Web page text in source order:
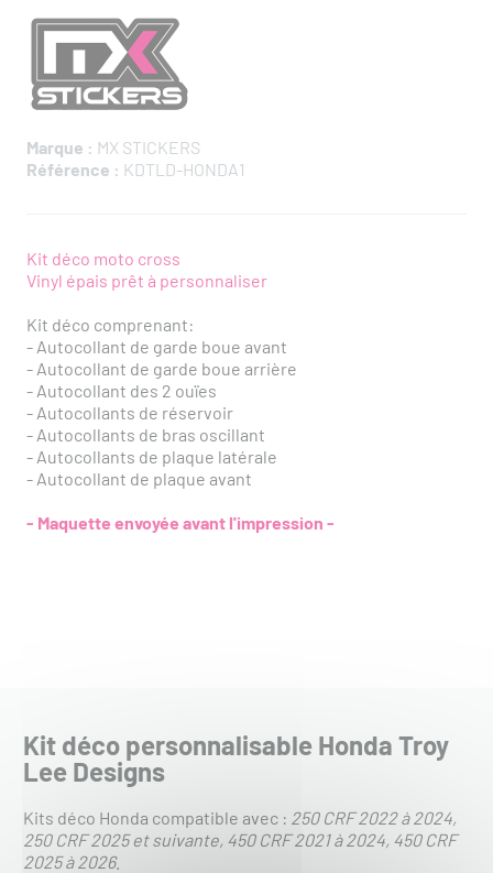
Marque : MX STICKERS
Référence : KDTLD-HONDA1
Kit déco moto cross
Vinyl épais prêt à personnaliser
Kit déco comprenant:
- Autocollant de garde boue avant
-Autocollant de garde boue arrière
-Autocollant des 2 ouïes
- Autocollants de réservoir
- Autocollants de bras oscillant
- Autocollants de plaque latérale
- Autocollant de plaque avant
- Maquette envoyée avant l'impression -
Kit déco personnalisable Honda Troy
Lee Designs
Kits déco Honda compatible avec : 250 CRF 2022 à 2024
250 CRF 2025 et suivante 450 CRF 2021 à 2024 450 CRF
2025 à 2026.